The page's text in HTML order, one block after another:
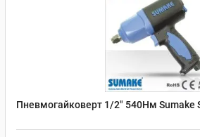
Пневмогайковерт 1/2" 540Нм Sumake